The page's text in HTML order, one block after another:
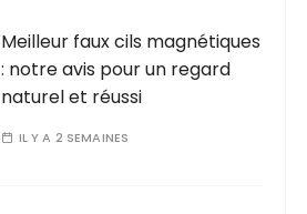
Meilleur faux cils magnétiques
: notre avis pour un regard
naturel et réussi
IL Y A 2 SEMAINES